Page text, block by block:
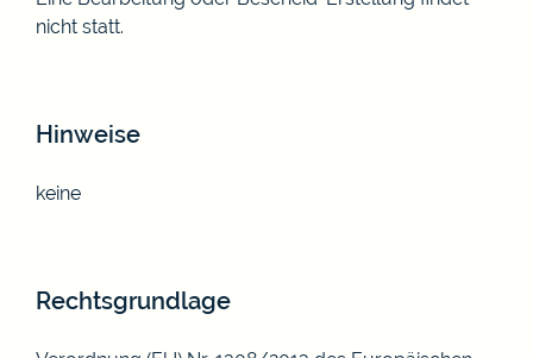
nicht statt.
Hinweise
keine
Rechtsgrundlage